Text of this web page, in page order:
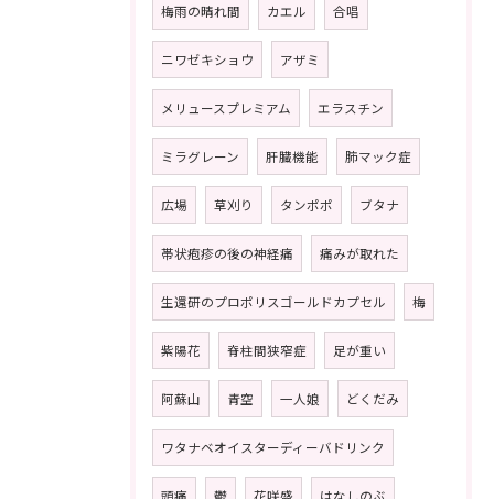
梅雨の晴れ間 カエル 合唱
ニワゼキショウ アザミ
メリュースプレミアム エラスチン
ミラグレーン 肝臓機能 肺マック症
広場 草刈り タンポポ ブタナ
帯状疱疹の後の神経痛 痛みが取れた
生還研のプロポリスゴールドカプセル 梅
紫陽花 脊柱間狭窄症 足が重い
阿蘇山 青空 一人娘 どくだみ
ワタナベオイスターディーバドリンク